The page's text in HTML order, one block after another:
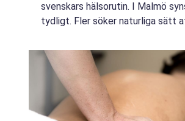
svenskars hälsorutin. I Malmö
tydligt. Fler söker naturliga sätt
Thaimassage Malmö kombinerar